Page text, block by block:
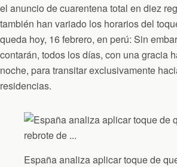
el anuncio de cuarentena total en diez
también han variado los horarios del
queda hoy, 16 febrero, en perú: Sin
contarán, todos los días, con una gracia
noche, para transitar exclusivamente
residencias.
España analiza aplicar toque de